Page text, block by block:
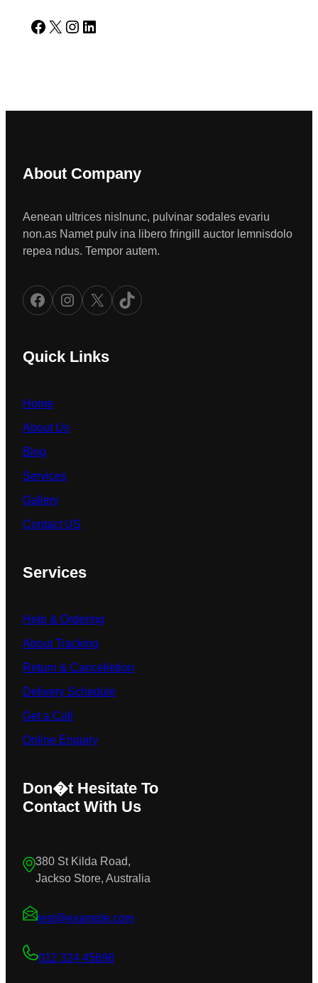
Facebook X Instagram LinkedIn
About Company
Aenean ultrices nislnunc, pulvinar sodales evariu
non.as Namet pulv ina libero fringill auctor lemnisdolo
repea ndus. Tempor autem.
Facebook Instagram X TikTok
Quick Links
Home
About Us
Blog
Services
Gallery
Contact US
Services
Help & Ordering
About Tracking
Return & Cancelletion
Delivery Schedule
Get a Call
Online Enquiry
Don�t Hesitate To
Contact With Us
380 St Kilda Road,
Jackso Store, Australia
test@example.com
012 324 45698